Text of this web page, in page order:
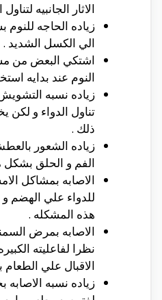
الاثار الجانبيه
زياده الحاجه للنوم
الي الكسل الشديد .
اشتكي البعض من
النوم عند بدايه
زياده نسبه التشويش
تناول الدواء و
ذلك .
زياده الشعور
الفم و الحلق
الاصابه بمشاكل
للدواء علي الهضم
هذه المشكله .
الاصابه بمرض
نظرا لفاعليته
الاقبال علي
زياده نسبه